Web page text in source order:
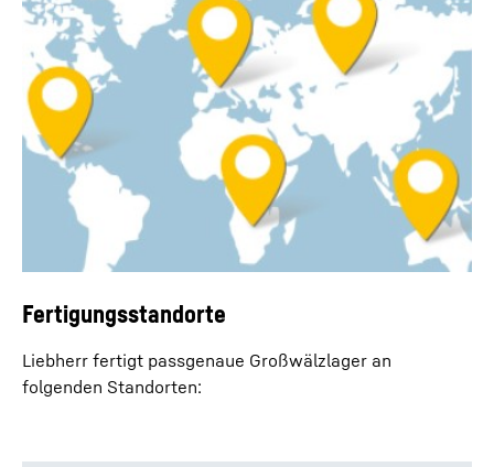
Fertigungsstandorte
Liebherr fertigt passgenaue Großwälzlager an
folgenden Standorten: